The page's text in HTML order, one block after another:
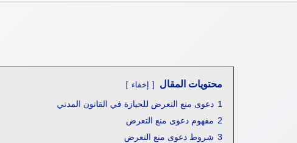
محتويات المقال إخفاء
1 دعوى منع التعرض للحيازة في القانون المدني
2 مفهوم دعوى منع التعرض
3 شروط دعوى منع التعرض